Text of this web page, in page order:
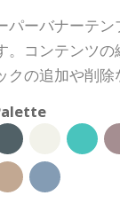
パーバナーテ
コンテンツの
の追加や削除